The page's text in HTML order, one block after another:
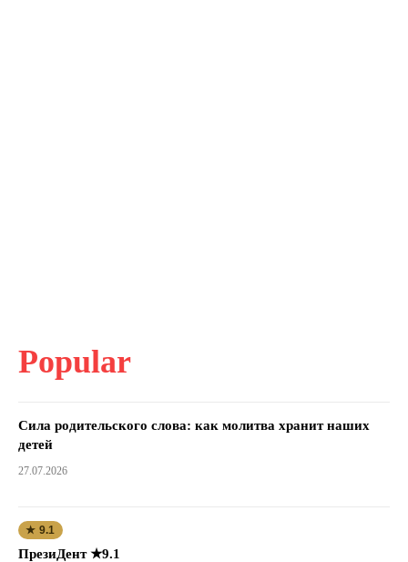
Popular
Сила родительского слова: как молитва хранит наших
детей
27.07.2026
★ 9.1
ПрезиДент ★9.1